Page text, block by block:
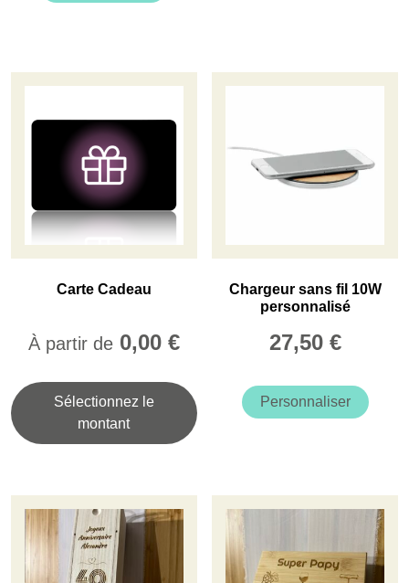
Les
la
page
du
Carte Cadeau
À partir de 0,00 €
Sélectionnez le
montant
a
options
peuvent
choisies
Chargeur sans fil 10W
personnalisé
27,50 €
Personnaliser